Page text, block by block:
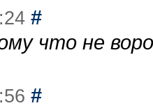
#
что не
#